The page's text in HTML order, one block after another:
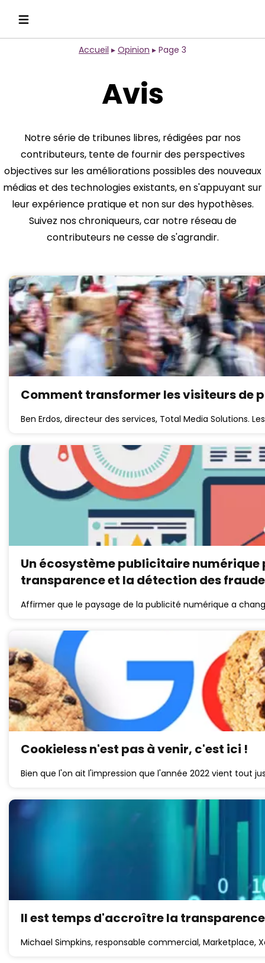
Accueil ▸ Opinion ▸ Page 3
Avis
Notre série de tribunes libres, rédigées par nos
contributeurs, tente de fournir des perspectives
objectives sur les améliorations possibles des nouveaux
médias et des technologies existants, en s'appuyant sur
leur expérience pratique et non sur des hypothèses.
Suivez nos chroniqueurs, car notre réseau de
contributeurs ne cesse de s'agrandir.
Comment transformer les visiteurs de
Ben Erdos, directeur des services, Total Media Solutions.
Un écosystème publicitaire
transparence et la détection des
Affirmer que le paysage de la publicité numérique a
Cookieless n'est pas à venir, c'est ici !
Bien que l'on ait l'impression que l'année 2022 vient tout
Il est temps d'accroître la
Michael Simpkins, responsable commercial,